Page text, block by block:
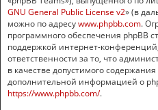
GNU General Public License v2» (в
можно по адресуwww.phpbb.com.
программного обеспечения phpBB
поддержкой интернет-
ответственности за то, что
в качестве допустимого
дополнительной информацией о
https://www.phpbb.com/.